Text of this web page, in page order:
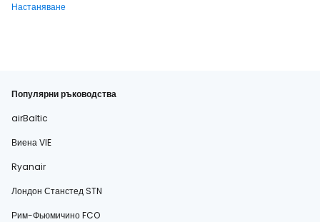
Настаняване
Популярни ръководства
airBaltic
Виена VIE
Ryanair
Лондон Станстед STN
Рим-Фьюмичино FCO